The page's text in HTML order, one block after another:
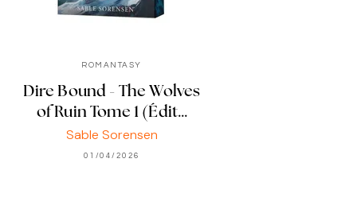
ROMANTASY
Dire Bound - The Wolves
of Ruin Tome 1 (Édit…
Sable Sorensen
01/04/2026